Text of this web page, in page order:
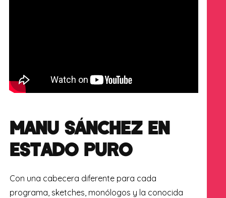
MANU SÁNCHEZ EN
ESTADO PURO
Con una cabecera diferente para cada
programa, sketches, monólogos y la conocida